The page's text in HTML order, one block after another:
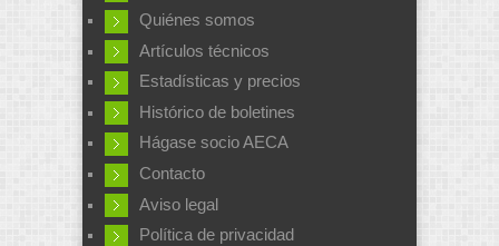
Quiénes somos
Artículos técnicos
Estadísticas y precios
Histórico de boletines
Hágase socio AECA
Contacto
Aviso legal
Política de privacidad